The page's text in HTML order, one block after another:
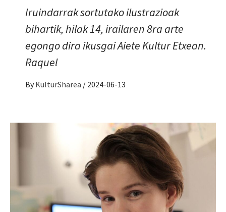
Iruindarrak sortutako ilustrazioak
bihartik, hilak 14, irailaren 8ra arte
egongo dira ikusgai Aiete Kultur Etxean.
Raquel
By KulturSharea / 2024-06-13